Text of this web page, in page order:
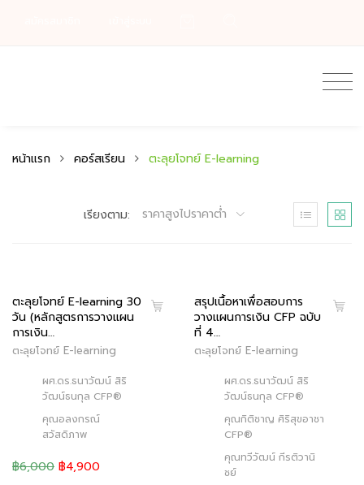
หน้าแรก คอร์สเรียน ตะลุยโจทย์ E-learning
เรียงตาม: ราคาสูงไปราคาต่ำ
ตะลุยโจทย์ E-learning 30
วัน (หลักสูตรการวางแผน
การเงิน…
ตะลุยโจทย์ E-learning
ผศ.ดร.ธนาวัฒน์ สิริ
วัฒน์ธนกุล CFP®
คุณอลงกรณ์
สวัสดิภาพ
฿6,000 ฿4,900
สรุปเนื้อหาเพื่อสอบการ
วางแผนการเงิน CFP ฉบับ
ที่ 4…
ตะลุยโจทย์ E-learning
ผศ.ดร.ธนาวัฒน์ สิริ
วัฒน์ธนกุล CFP®
คุณกิติชาญ ศิริสุขอาชา
CFP®
คุณทวีวัฒน์ กีรติวานิ
ชย์